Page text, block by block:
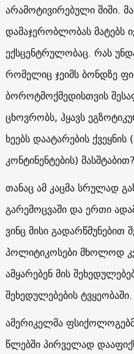
არამოტივირებული შიში.
დამაჯერობლობას მატებს
ექსცენტრულობაც. რას
რომელიც ჯეიმს ბონდზე
ბოროტმოქმედისთვის
ცხოვრობს, ჰყავს
ხეებს დაატარების
კონტინენტების)
თანაც ამ კაცმა სრულად
გარემოცვაში და ერთი
ვინც მისი
პოლიტიკოსები მხოლოდ
ამყარებენ მის
შეხედულებების ტვყეობაში.
ამერიკელმა
წლებში პირველად